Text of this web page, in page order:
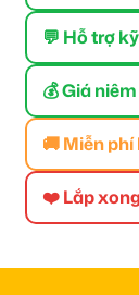
💬 Hỗ trợ
💰 Giá
🚚 Miễn
❤️ Lắp